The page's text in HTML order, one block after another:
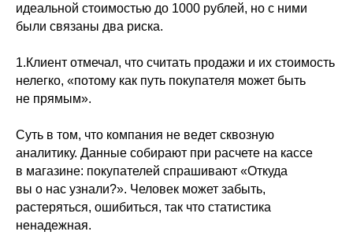
идеальной стоимостью до 1000 рублей, но с ними
были связаны два риска.
1.Клиент отмечал, что считать продажи и их стоимость
нелегко, «потому как путь покупателя может быть
не прямым».
Суть в том, что компания не ведет сквозную
аналитику. Данные собирают при расчете на кассе
в магазине: покупателей спрашивают «Откуда
вы о нас узнали?». Человек может забыть,
растеряться, ошибиться, так что статистика
ненадежная.